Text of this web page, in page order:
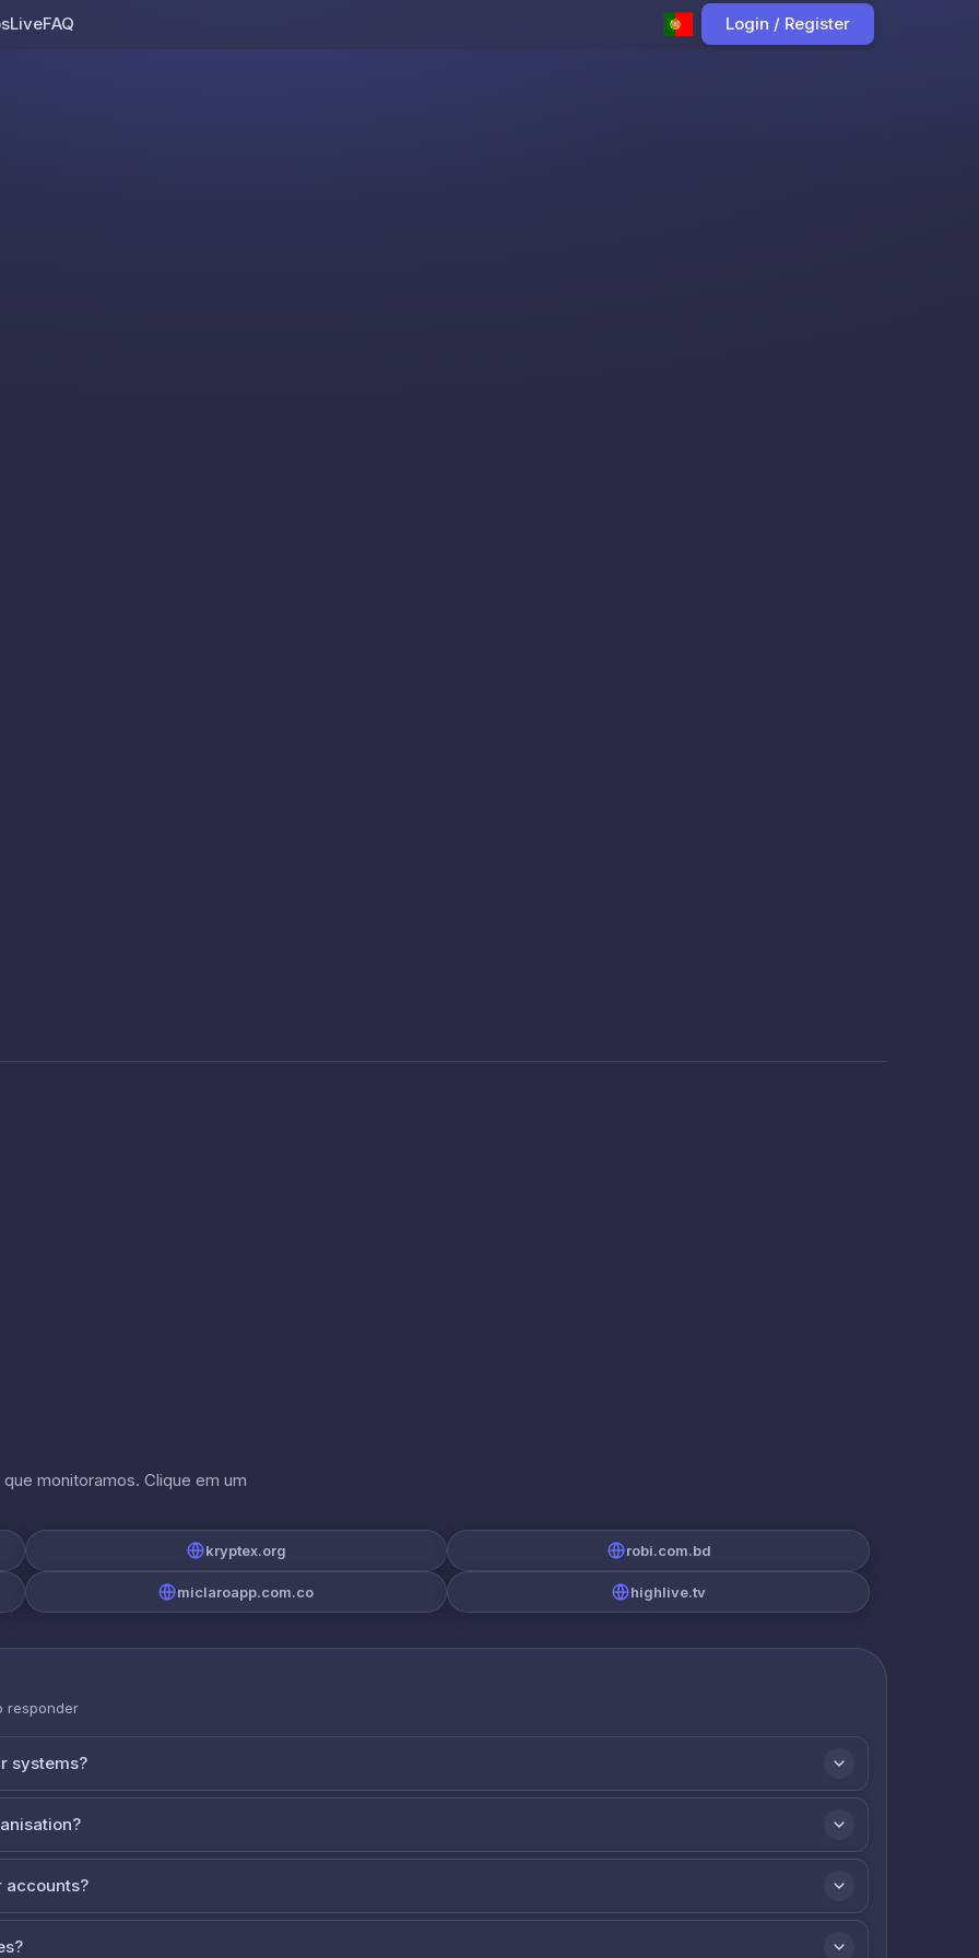
LiveFAQ Login / Register
monitoramos. Clique em um
kryptex.org robi.com.bd
miclaroapp.com.co highlive.tv
responder
systems?
accounts?